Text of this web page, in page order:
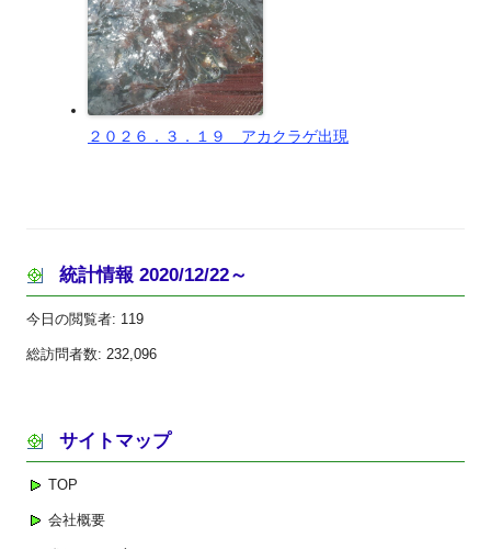
２０２６．３．１９ アカクラゲ出現
統計情報 2020/12/22～
今日の閲覧者: 119
総訪問者数: 232,096
サイトマップ
TOP
会社概要